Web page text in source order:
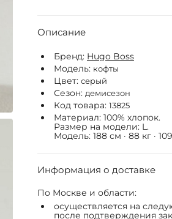
Описание
Бренд: Hugo Boss
Модель: кофты
Цвет: серый
Сезон: демисезон
Код товара: 13825
Материал: 100% хлопок.
Размер на модели: L.
Модель: 188 см · 88 кг ·
Информация о доставке
По Москве и области:
осуществляется на
после подтверждения